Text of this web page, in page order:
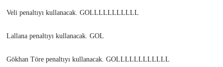
Veli penaltıyı kullanacak. GOLLLLLLLLLLL
Lallana penaltıyı kullanacak. GOL
Gökhan Töre penaltıyı kullanacak. GOLLLLLLLLLLLL